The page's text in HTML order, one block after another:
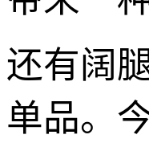
还有阔
单品。